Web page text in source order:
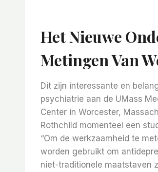
Het Nieuwe
Metingen Van
Dit zijn interessante en
psychiatrie aan de UMass
Center in Worcester,
Rothchild momenteel een
“Om de werkzaamheid te
worden gebruikt om
niet-traditionele maatstaven